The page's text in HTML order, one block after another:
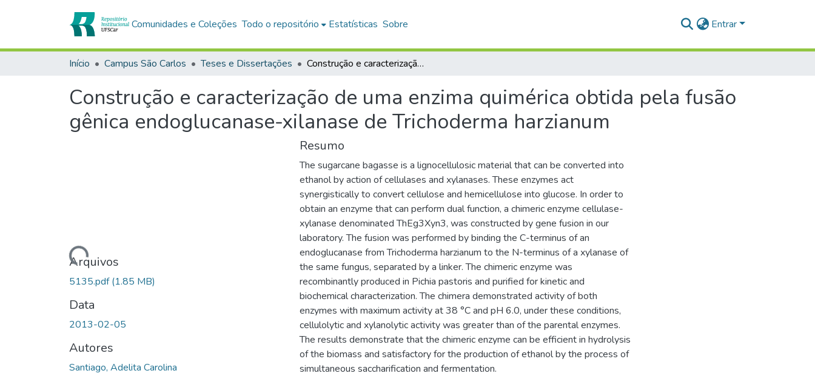
Comunidades e Coleções Todo o repositório Estatísticas Sobre Entrar
Início Campus São Carlos Teses e Dissertações Construção e caracterização de uma enzima quimérica obtida pela fusão gênica endoglucanase-xilanase de Trichoderma harzianum
Construção e caracterização de uma enzima quimérica obtida pela fusão
gênica endoglucanase-xilanase de Trichoderma harzianum
Carregando...Arquivos
5135.pdf(1.85 MB)
Data
2013-02-05
Autores
Santiago, Adelita Carolina
Resumo
The sugarcane bagasse is a lignocellulosic material that can be converted into
ethanol by action of cellulases and xylanases. These enzymes act
synergistically to convert cellulose and hemicellulose into glucose. In order to
obtain an enzyme that can perform dual function, a chimeric enzyme cellulase-
xylanase denominated ThEg3Xyn3, was constructed by gene fusion in our
laboratory. The fusion was performed by binding the C-terminus of an
endoglucanase from Trichoderma harzianum to the N-terminus of a xylanase of
the same fungus, separated by a linker. The chimeric enzyme was
recombinantly produced in Pichia pastoris and purified for kinetic and
biochemical characterization. The chimera demonstrated activity of both
enzymes with maximum activity at 38 °C and pH 6.0, under these conditions,
cellulolytic and xylanolytic activity was greater than of the parental enzymes.
The results demonstrate that the chimeric enzyme can be efficient in hydrolysis
of the biomass and satisfactory for the production of ethanol by the process of
simultaneous saccharification and fermentation.